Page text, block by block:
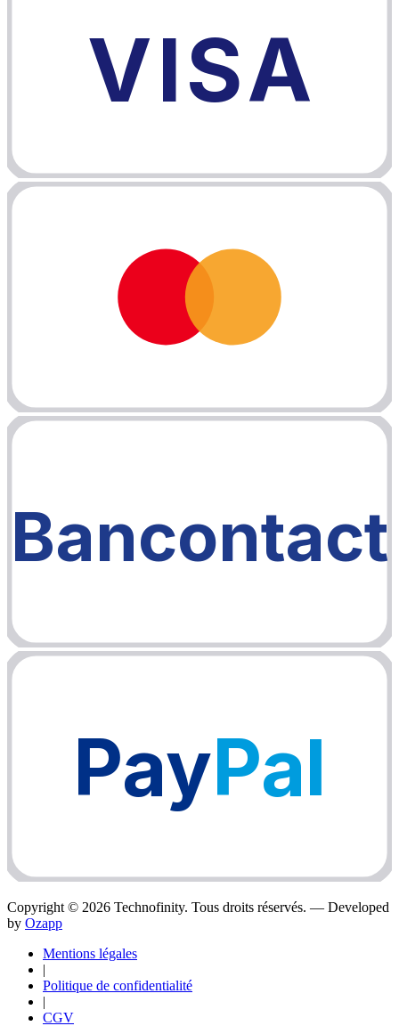
VISA
Bancontact
PayPal
Copyright © 2026 Technofinity. Tous droits réservés. — Developed
by Ozapp
Mentions légales
|
Politique de confidentialité
|
CGV